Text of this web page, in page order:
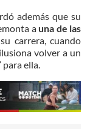
además que su
a una de las
carrera, cuando
volver a un
para ella.